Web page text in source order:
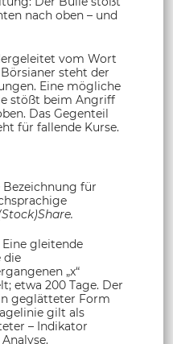
nach oben – und
vom Wort
Börsianer steht der
Eine mögliche
stößt beim Angriff
Das Gegenteil
für fallende Kurse.
für
Eine gleitende
die
„x“
etwa 200 Tage. Der
geglätteter Form
gilt als
– Indikator